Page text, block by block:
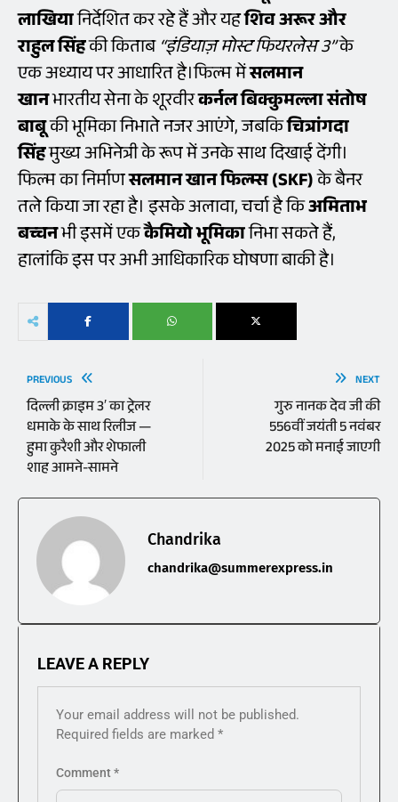
लाखियानिर्देशित कर रहे हैं और यहशिव अरूर और
राहुल सिंहकी किताब“इंडियाज़ मोस्ट फियरलेस 3”के
एक अध्याय पर आधारित है।फिल्म मेंसलमान
खानभारतीय सेना के शूरवीरकर्नल बिक्कुमल्ला संतोष
बाबूकी भूमिका निभाते नजर आएंगे, जबकिचित्रांगदा
सिंहमुख्य अभिनेत्री के रूप में उनके साथ दिखाई देंगी।
फिल्म का निर्माणसलमान खान फिल्म्स (SKF)के बैनर
तले किया जा रहा है। इसके अलावा, चर्चा है किअमिताभ
बच्चनभी इसमें एककैमियो भूमिकानिभा सकते हैं,
हालांकि इस पर अभी आधिकारिक घोषणा बाकी है।
PREVIOUS
दिल्ली क्राइम 3′ का ट्रेलर
धमाके के साथ रिलीज —
हुमा कुरैशी और शेफाली
शाह आमने-सामने
NEXT
गुरु नानक देव जी की
556वीं जयंती 5 नवंबर
2025 को मनाई जाएगी
Chandrika
chandrika@summerexpress.in
LEAVE A REPLY
Your email address will not be published.
Required fields are marked *
Comment*